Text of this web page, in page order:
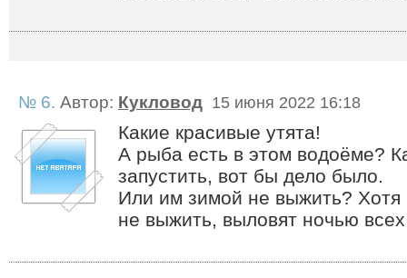
№ 6. Автор: Кукловод 15 июня 2022 16:18
Какие красивые утята!
А рыба есть в этом водоёме?
запустить, вот бы дело было.
Или им зимой не выжить?
не выжить, выловят ночью